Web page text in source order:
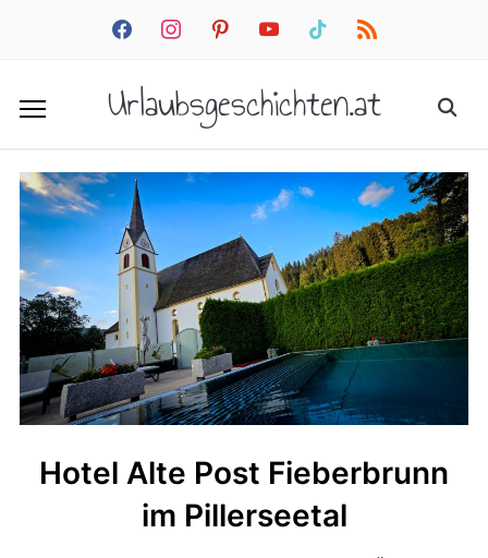
facebookinstagrampinterestyoutube tiktok rss
Urlaubsgeschichten.at
Hotel Alte Post Fieberbrunn
im Pillerseetal